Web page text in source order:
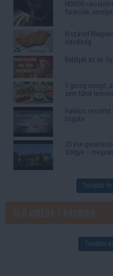
HONOR
funkciók,
Kiszárad
vízválság
Betiltják az air
5 görög recept,
sem tűnik
Halálos
hőguta
35 éve
Völgye –
További
További